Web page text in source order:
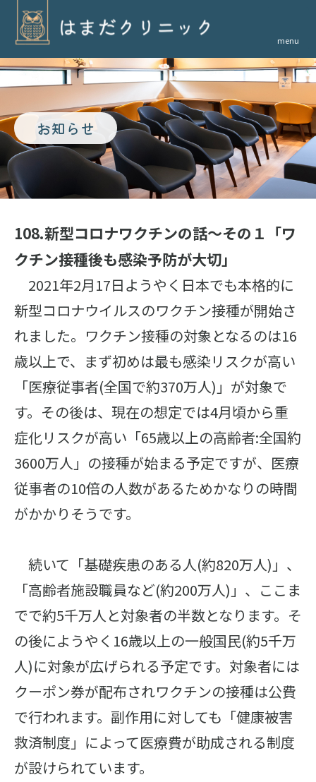
お知らせ
108.新型コロナワクチンの話〜その１「ワ
クチン接種後も感染予防が大切」
2021年2月17日ようやく日本でも本格的に
新型コロナウイルスのワクチン接種が開始さ
れました。ワクチン接種の対象となるのは16
歳以上で、まず初めは最も感染リスクが高い
「医療従事者(全国で約370万人)」が対象で
す。その後は、現在の想定では4月頃から重
症化リスクが高い「65歳以上の高齢者:全国約
3600万人」の接種が始まる予定ですが、医療
従事者の10倍の人数があるためかなりの時間
がかかりそうです。
続いて「基礎疾患のある人(約820万人)」、
「高齢者施設職員など(約200万人)」、ここま
でで約5千万人と対象者の半数となります。そ
の後にようやく16歳以上の一般国民(約5千万
人)に対象が広げられる予定です。対象者には
クーポン券が配布されワクチンの接種は公費
で行われます。副作用に対しても「健康被害
救済制度」によって医療費が助成される制度
が設けられています。
menu